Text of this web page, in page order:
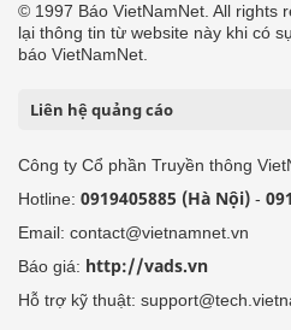
© 1997 Báo VietNamNet. All rights
lại thông tin từ website này khi có
báo VietNamNet.
Liên hệ quảng cáo
Công ty Cổ phần Truyền thông
Hotline: 0919405885 (Hà Nội) -
Email: contact@vietnamnet.vn
Báo giá: http://vads.vn
Hỗ trợ kỹ thuật: